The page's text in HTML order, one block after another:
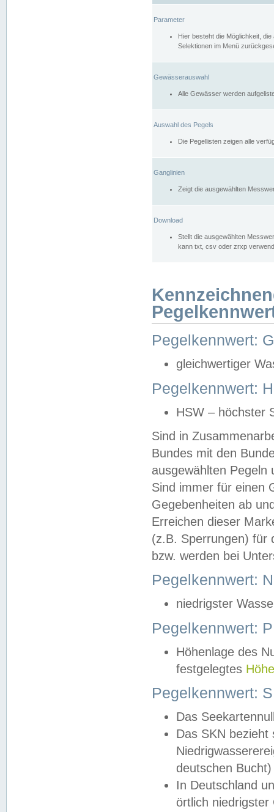
Parameter
Hier besteht die Möglichkeit,
Selektionen im Menü
Gewässerauswahl
Alle Gewässer werden
Auswahl des Pegels
Die Pegellisten zeigen alle
Ganglinien
Zeigt die ausgewählten
Download
Stellt die ausgewählten
kann txt, csv oder zrxp
Pegelkennwert:
gleichwertiger
Pegelkennwert:
HSW – höchster
Sind in
Bundes mit den
ausgewählten
Sind immer für einen
Gegebenheiten ab
Erreichen dieser
(z.B. Sperrungen) für
bzw. werden bei
Pegelkennwert:
niedrigster
Pegelkennwert:
Höhenlage des
festgelegtes
Pegelkennwert:
Das
Das SKN
deutschen
In Deutschland
örtlich